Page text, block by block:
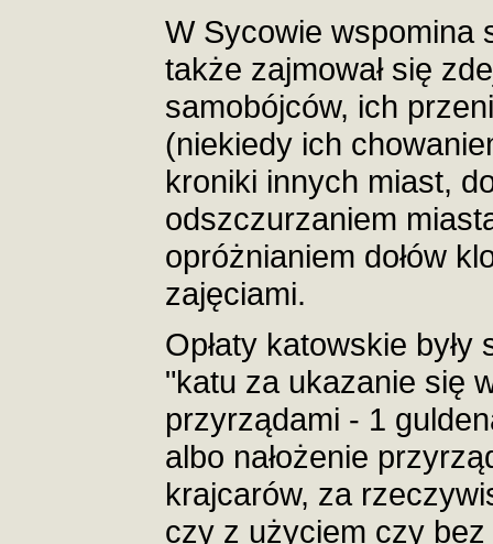
W Sycowie wspomina
także zajmował się
samobójców, ich
(niekiedy ich
kroniki innych miast,
odszczurzaniem
opróżnianiem dołów
zajęciami.
Opłaty katowskie
"katu za ukazanie się
przyrządami - 1
albo nałożenie
krajcarów, za
czy z użyciem czy